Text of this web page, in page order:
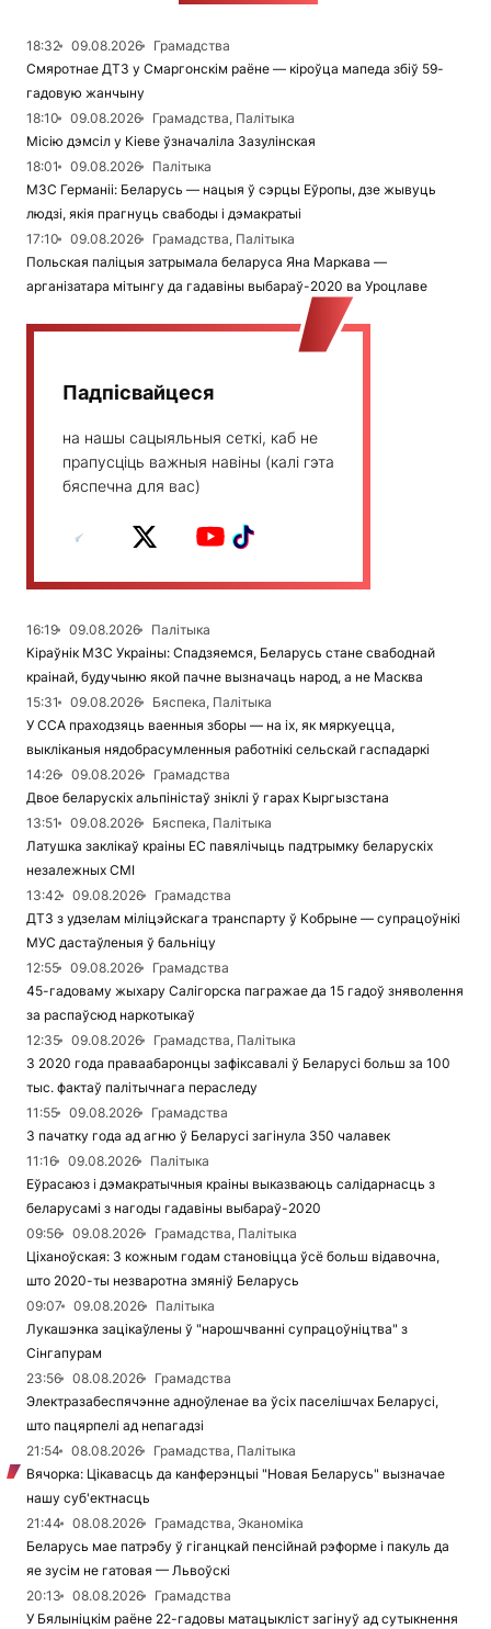
18:32 09.08.2026
Грамадства
Смяротнае ДТЗ у Смаргонскім раёне — кіроўца мапеда збіў 59-
гадовую жанчыну
18:10
09.08.2026
Грамадства, Палітыка
Місію дэмсіл у Кіеве ўзначаліла Зазулінская
18:01
09.08.2026
Палітыка
МЗС Германіі: Беларусь — нацыя ў сэрцы Еўропы, дзе жывуць
людзі, якія прагнуць свабоды і дэмакратыі
17:10
09.08.2026
Грамадства, Палітыка
Польская паліцыя затрымала беларуса Яна Маркава —
арганізатара мітынгу да гадавіны выбараў-2020 ва Уроцлаве
Падпісвайцеся
на нашы сацыяльныя сеткі, каб не
прапусціць важныя навіны (калі гэта
бяспечна для вас)
16:19 09.08.2026
Палітыка
Кіраўнік МЗС Украіны: Спадзяемся, Беларусь стане свабоднай
краінай, будучыню якой пачне вызначаць народ, а не Масква
15:31
09.08.2026
Бяспека, Палітыка
У ССА праходзяць ваенныя зборы — на іх, як мяркуецца,
выкліканыя нядобрасумленныя работнікі сельскай гаспадаркі
14:26
09.08.2026
Грамадства
Двое беларускіх альпіністаў зніклі ў гарах Кыргызстана
13:51
09.08.2026
Бяспека, Палітыка
Латушка заклікаў краіны ЕС павялічыць падтрымку беларускіх
незалежных СМІ
13:42
09.08.2026
Грамадства
ДТЗ з удзелам міліцэйскага транспарту ў Кобрыне — супрацоўнікі
МУС дастаўленыя ў бальніцу
12:55
09.08.2026
Грамадства
45-гадоваму жыхару Салігорска пагражае да 15 гадоў зняволення
за распаўсюд наркотыкаў
12:35
09.08.2026
Грамадства, Палітыка
З 2020 года праваабаронцы зафіксавалі ў Беларусі больш за 100
тыс. фактаў палітычнага пераследу
11:55
09.08.2026
Грамадства
З пачатку года ад агню ў Беларусі загінула 350 чалавек
11:16
09.08.2026
Палітыка
Еўрасаюз і дэмакратычныя краіны выказваюць салідарнасць з
беларусамі з нагоды гадавіны выбараў-2020
09:56
09.08.2026
Грамадства, Палітыка
Ціханоўская: З кожным годам становіцца ўсё больш відавочна,
што 2020-ты незваротна змяніў Беларусь
09:07
09.08.2026
Палітыка
Лукашэнка зацікаўлены ў "нарошчванні супрацоўніцтва" з
Сінгапурам
23:56
08.08.2026
Грамадства
Электразабеспячэнне адноўленае ва ўсіх паселішчах Беларусі,
што пацярпелі ад непагадзі
21:54
08.08.2026
Грамадства, Палітыка
Вячорка: Цікавасць да канферэнцыі "Новая Беларусь" вызначае
нашу суб'ектнасць
21:44
08.08.2026
Грамадства, Эканоміка
Беларусь мае патрэбу ў гіганцкай пенсійнай рэформе і пакуль да
яе зусім не гатовая — Львоўскі
20:13
08.08.2026
Грамадства
У Бялыніцкім раёне 22-гадовы матацыкліст загінуў ад сутыкнення